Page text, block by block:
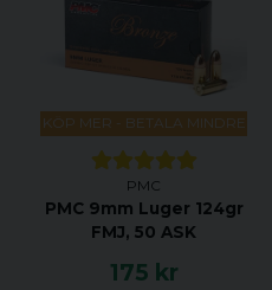
KÖP MER - BETALA MINDRE
PMC
PMC 9mm Luger 124gr
FMJ, 50 ASK
175 kr